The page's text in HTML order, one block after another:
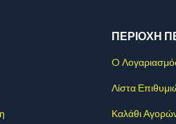
ΠΕΡΙΟΧΗ
O
Λίστα
Καλάθι